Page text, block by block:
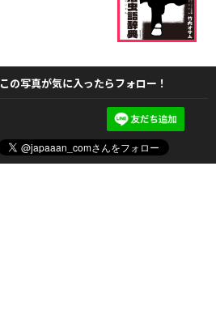
この写真が気に入ったらフォロー！